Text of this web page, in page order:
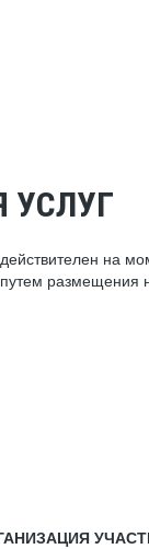
УСЛУГ
на
размещения